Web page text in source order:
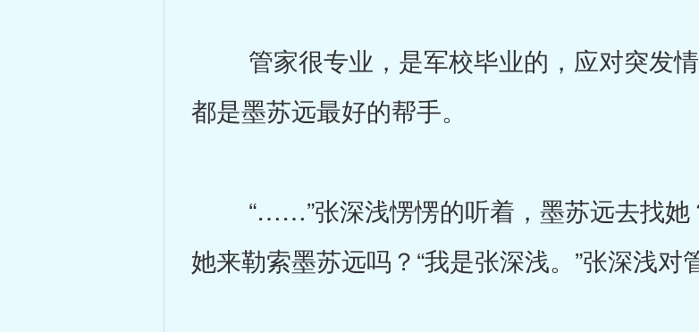
管家很专业，是军校毕业的，应对突发情
都是墨苏远最好的帮手。
“……”张深浅愣愣的听着，墨苏远去找她
她来勒索墨苏远吗？“我是张深浅。”张深浅对